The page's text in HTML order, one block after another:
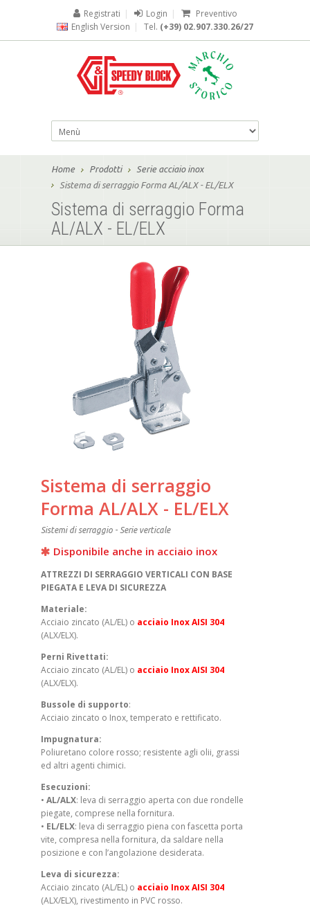
Registrati | Login |
Preventivo
English Version | Tel. (+39) 02.907.330.26/27
Home Prodotti
Serie acciaio inox
Sistema di serraggio Forma AL/ALX - EL/ELX
Sistema di serraggio Forma
AL/ALX - EL/ELX
Sistema di serraggio
Forma AL/ALX - EL/ELX
Sistemi di serraggio - Serie verticale
Disponibile anche in acciaio inox
ATTREZZI DI SERRAGGIO VERTICALI CON BASE
PIEGATA E LEVA DI SICUREZZA
Materiale:
Acciaio zincato (AL/EL) o acciaio Inox AISI 304
(ALX/ELX).
Perni Rivettati:
Acciaio zincato (AL/EL) o acciaio Inox AISI 304
(ALX/ELX).
Bussole di supporto:
Acciaio zincato o Inox, temperato e rettificato.
Impugnatura:
Poliuretano colore rosso; resistente agli olii, grassi
ed altri agenti chimici.
Esecuzioni:
• AL/ALX: leva di serraggio aperta con due rondelle
piegate, comprese nella fornitura.
• EL/ELX: leva di serraggio piena con fascetta porta
vite, compresa nella fornitura, da saldare nella
posizione e con l’angolazione desiderata.
Leva di sicurezza:
Acciaio zincato (AL/EL) o acciaio Inox AISI 304
(ALX/ELX), rivestimento in PVC rosso.